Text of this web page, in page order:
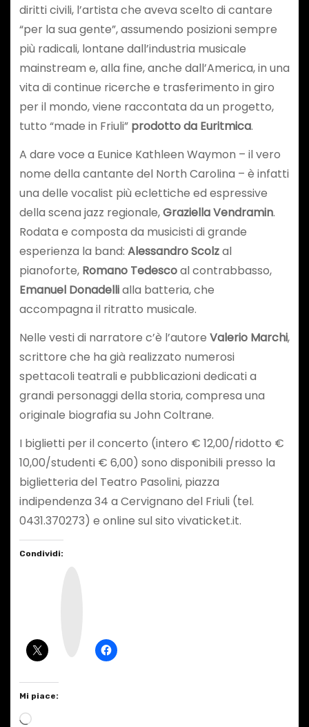
diritti civili, l’artista che aveva scelto di cantare
“per la sua gente”, assumendo posizioni sempre
più radicali, lontane dall’industria musicale
mainstream e, alla fine, anche dall’America, in una
vita di continue ricerche e trasferimento in giro
per il mondo, viene raccontata da un progetto,
tutto “made in Friuli” prodotto da Euritmica.
A dare voce a Eunice Kathleen Waymon – il vero
nome della cantante del North Carolina – è infatti
una delle vocalist più eclettiche ed espressive
della scena jazz regionale,Graziella Vendramin.
Rodata e composta da musicisti di grande
esperienza la band: Alessandro Scolzal
pianoforte, Romano Tedescoal contrabbasso,
Emanuel Donadellialla batteria, che
accompagna il ritratto musicale.
Nelle vesti di narratore c’è l’autore Valerio Marchi,
scrittore che ha già realizzato numerosi
spettacoli teatrali e pubblicazioni dedicati a
grandi personaggi della storia, compresa una
originale biografia su John Coltrane.
I biglietti per il concerto (intero € 12,00/ridotto €
10,00/studenti € 6,00) sono disponibili presso la
biglietteria del Teatro Pasolini, piazza
indipendenza 34 a Cervignano del Friuli (tel.
0431.370273) e online sul sito vivaticket.it.
Condividi:
Mi piace:
C